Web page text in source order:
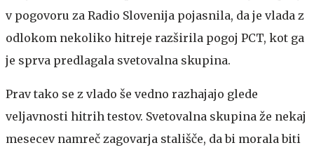
v pogovoru za Radio Slovenija pojasnila, da je vlada z
odlokom nekoliko hitreje razširila pogoj PCT, kot ga
je sprva predlagala svetovalna skupina.
Prav tako se z vlado še vedno razhajajo glede
veljavnosti hitrih testov. Svetovalna skupina že nekaj
mesecev namreč zagovarja stališče, da bi morala biti